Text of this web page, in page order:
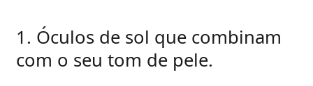
Prada
Todas as marcas
1. Óculos de sol que combinam
com o seu tom de pele.